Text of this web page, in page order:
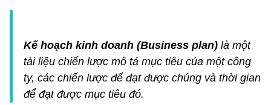
Kế hoạch kinh doanh (Business plan)là một
tài liệu chiến lược mô tả mục tiêu của một công
ty, các chiến lược để đạt được chúng và thời gian
để đạt được mục tiêu đó.